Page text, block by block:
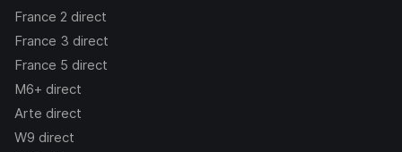
France 2 direct
France 3 direct
France 5 direct
M6+ direct
Arte direct
W9 direct